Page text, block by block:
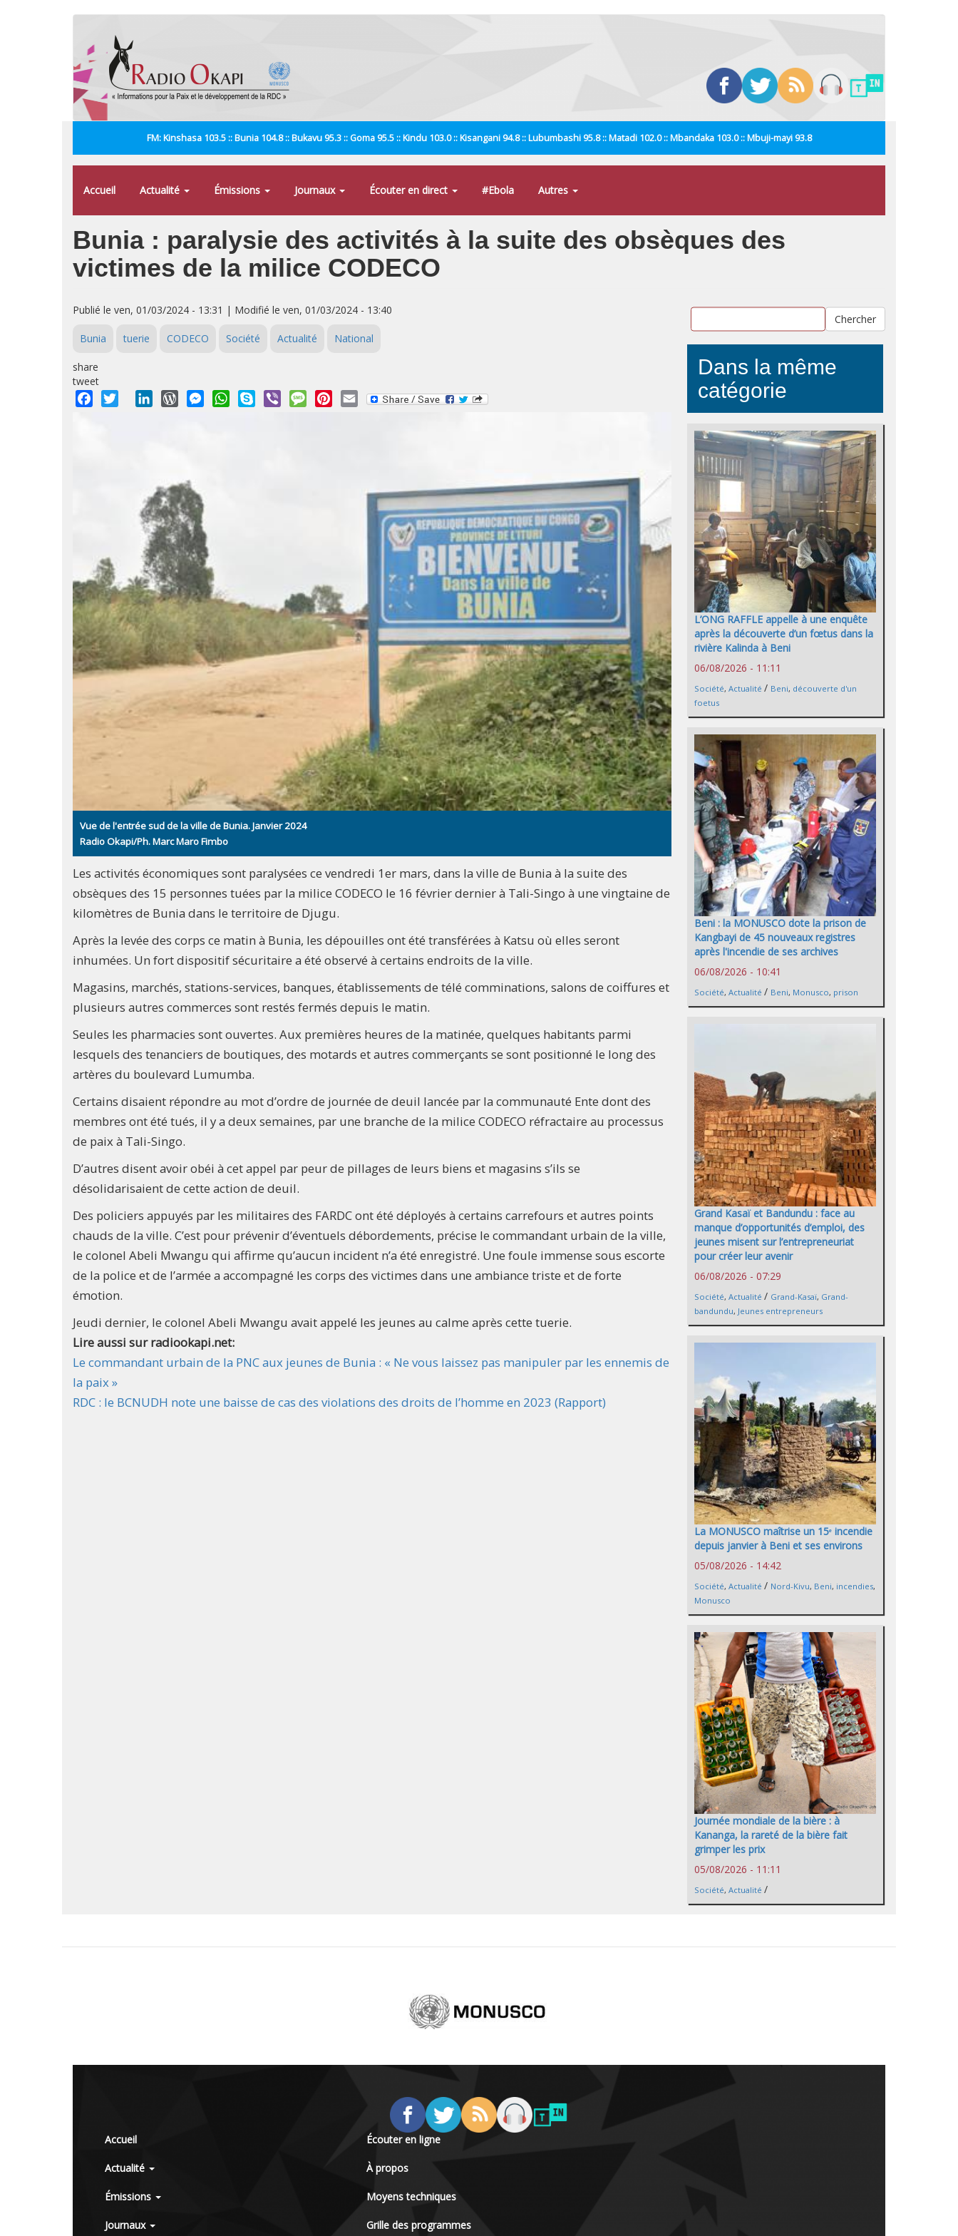
FM: Kinshasa 103.5 :: Bunia 104.8 :: Bukavu 95.3 :: Goma 95.5 :: Kindu 103.0 :: Kisangani 94.8 :: Lubumbashi 95.8 :: Matadi 102.0 :: Mbandaka 103.0 :: Mbuji-mayi 93.8
Accueil Actualité Émissions Journaux Écouter en direct #Ebola Autres
Bunia : paralysie des activités à la suite des obsèques des
victimes de la milice CODECO
Publié le ven, 01/03/2024 - 13:31 | Modifié le ven, 01/03/2024 - 13:40
Bunia tuerie CODECO Société Actualité National
share
tweet
Facebook
Twitter LinkedInWordPressMessengerWhatsApp
Skype Viber MessagePinterest
Email
Vue de l'entrée sud de la ville de Bunia. Janvier 2024
Radio Okapi/Ph. Marc Maro Fimbo
Les activités économiques sont paralysées ce vendredi 1er mars, dans la ville de Bunia à la suite des
obsèques des 15 personnes tuées par la milice CODECO le 16 février dernier à Tali-Singo à une vingtaine de
kilomètres de Bunia dans le territoire de Djugu.
Après la levée des corps ce matin à Bunia, les dépouilles ont été transférées à Katsu où elles seront
inhumées. Un fort dispositif sécuritaire a été observé à certains endroits de la ville.
Magasins, marchés, stations-services, banques, établissements de télé comminations, salons de coiffures et
plusieurs autres commerces sont restés fermés depuis le matin.
Seules les pharmacies sont ouvertes. Aux premières heures de la matinée, quelques habitants parmi
lesquels des tenanciers de boutiques, des motards et autres commerçants se sont positionné le long des
artères du boulevard Lumumba.
Certains disaient répondre au mot d’ordre de journée de deuil lancée par la communauté Ente dont des
membres ont été tués, il y a deux semaines, par une branche de la milice CODECO réfractaire au processus
de paix à Tali-Singo.
D’autres disent avoir obéi à cet appel par peur de pillages de leurs biens et magasins s’ils se
désolidarisaient de cette action de deuil.
Des policiers appuyés par les militaires des FARDC ont été déployés à certains carrefours et autres points
chauds de la ville. C’est pour prévenir d’éventuels débordements, précise le commandant urbain de la ville,
le colonel Abeli Mwangu qui affirme qu’aucun incident n’a été enregistré. Une foule immense sous escorte
de la police et de l’armée a accompagné les corps des victimes dans une ambiance triste et de forte
émotion.
Jeudi dernier, le colonel Abeli Mwangu avait appelé les jeunes au calme après cette tuerie.
Lire aussi sur radiookapi.net:
Le commandant urbain de la PNC aux jeunes de Bunia : « Ne vous laissez pas manipuler par les ennemis de
la paix »
RDC : le BCNUDH note une baisse de cas des violations des droits de l’homme en 2023 (Rapport)
Chercher
Dans la même
catégorie
L’ONG RAFFLE appelle à une enquête
après la découverte d’un fœtus dans la
rivière Kalinda à Beni
06/08/2026 - 11:11
Société, Actualité / Beni, découverte d'un
foetus
Beni : la MONUSCO dote la prison de
Kangbayi de 45 nouveaux registres
après l'incendie de ses archives
06/08/2026 - 10:41
Société, Actualité / Beni, Monusco, prison
Grand Kasaï et Bandundu : face au
manque d’opportunités d’emploi, des
jeunes misent sur l’entrepreneuriat
pour créer leur avenir
06/08/2026 - 07:29
Société, Actualité / Grand-Kasaï, Grand-
bandundu, Jeunes entrepreneurs
La MONUSCO maîtrise un 15ᵉ incendie
depuis janvier à Beni et ses environs
05/08/2026 - 14:42
Société, Actualité / Nord-Kivu, Beni, incendies,
Monusco
Journée mondiale de la bière : à
Kananga, la rareté de la bière fait
grimper les prix
05/08/2026 - 11:11
Société, Actualité /
Accueil
Actualité
Émissions
Journaux
Écouter en ligne
À propos
Moyens techniques
Grille des programmes